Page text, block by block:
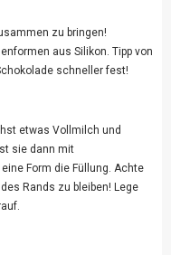
zu bringen!
aus Silikon. Tipp von
schneller fest!
etwas Vollmilch und
sie dann mit
Form die Füllung. Achte
Rands zu bleiben! Lege